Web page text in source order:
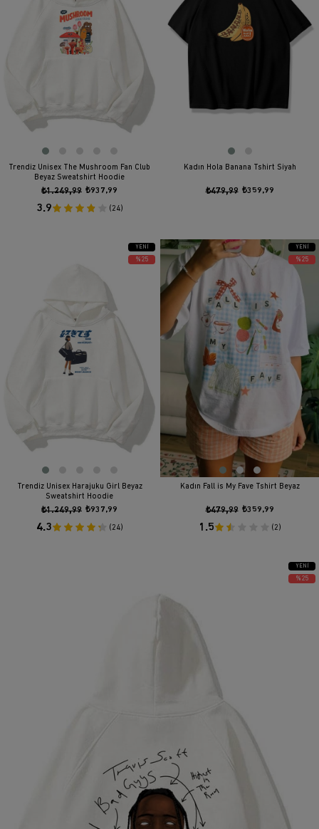
Trendiz Unisex The Mushroom Fan Club
Beyaz Sweatshirt Hoodie
₺937,99
₺1.249,99
3.9 (24)
Kadın Hola Banana Tshirt Siyah
₺359,99
₺479,99
Trendiz Unisex Harajuku Girl Beyaz
Sweatshirt Hoodie
₺937,99
₺1.249,99
4.3 (24)
YENI
ÜRÜN
%25
Kadın Fall is My Fave Tshirt Beyaz
₺359,99
₺479,99
1.5 (2)
YENI
ÜRÜN
%25
YENI
ÜRÜN
%25